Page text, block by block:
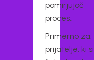
pomirjujoč
proces..
Primerno za:
prijatelje, ki si